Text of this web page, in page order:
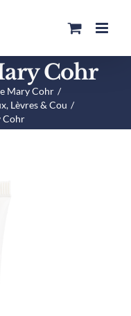
Cohr
Mary Cohr
Lèvres & Cou
Cohr